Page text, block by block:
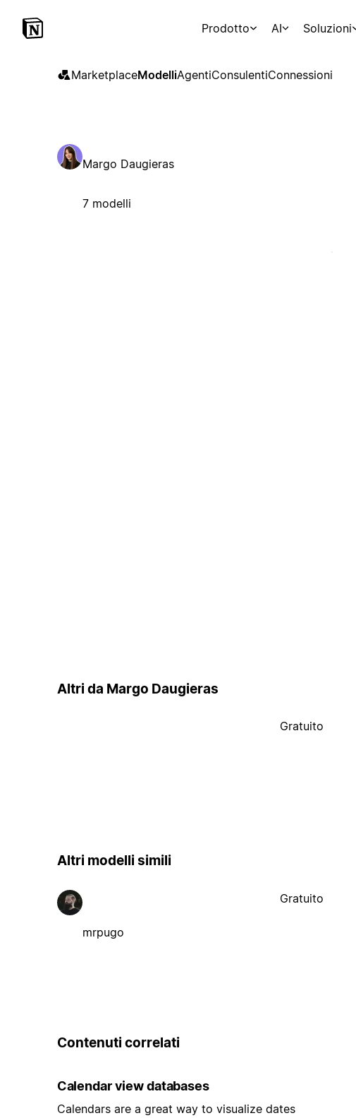
Prodotto AI Soluzioni
MarketplaceModelliAgentiConsulentiConnessioni
Margo Daugieras
7 modelli
Altri da Margo Daugieras
Gratuito
Altri modelli simili
mrpugo
Gratuito
Contenuti correlati
Calendar view databases
Calendars are a great way to visualize dates